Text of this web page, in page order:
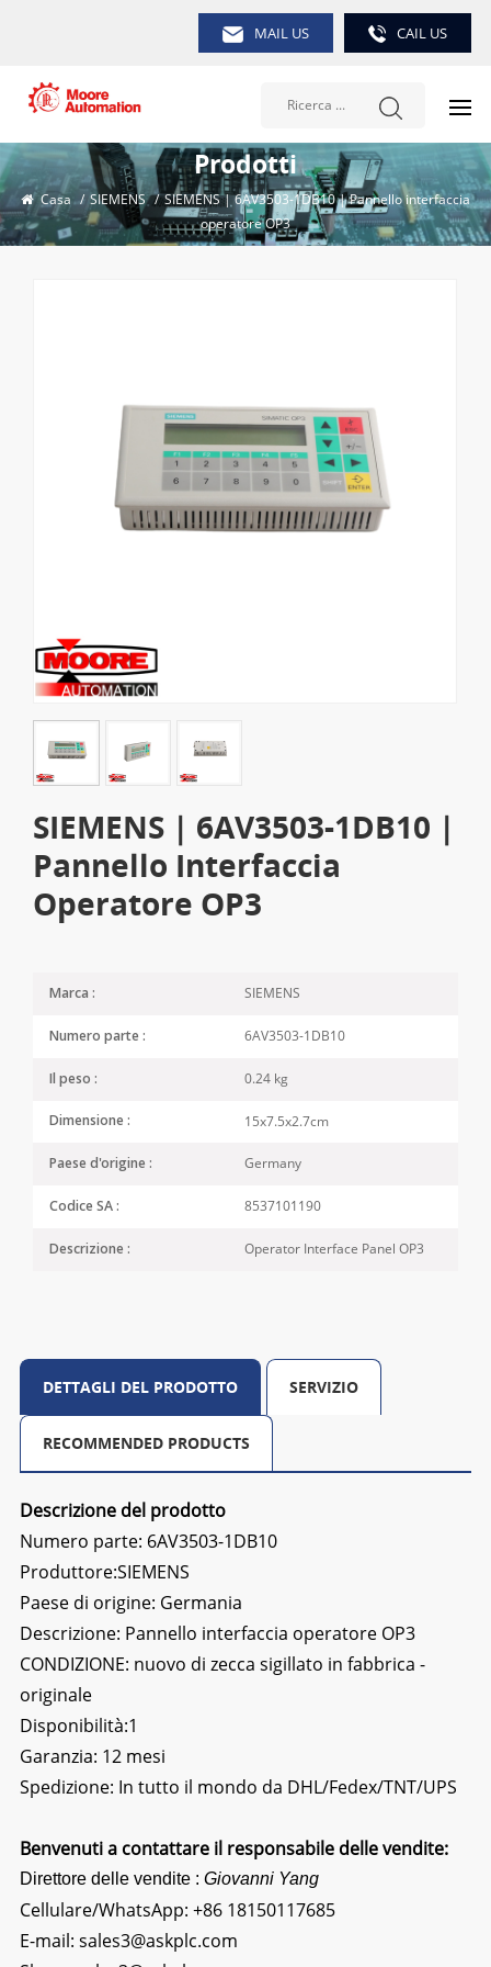
MAIL US CAIL US
Prodotti
Casa / SIEMENS / SIEMENS | 6AV3503-1DB10 | Pannello interfaccia
operatore OP3
SIEMENS | 6AV3503-1DB10 |
Pannello Interfaccia
Operatore OP3
Marca : SIEMENS
Numero parte : 6AV3503-1DB10
Il peso : 0.24 kg
Dimensione : 15x7.5x2.7cm
Paese d'origine : Germany
Codice SA : 8537101190
Descrizione : Operator Interface Panel OP3
DETTAGLI DEL PRODOTTO SERVIZIO
RECOMMENDED PRODUCTS
Descrizione del prodotto
Numero parte: 6AV3503-1DB10
Produttore:SIEMENS
Paese di origine: Germania
Descrizione: Pannello interfaccia operatore OP3
CONDIZIONE: nuovo di zecca sigillato in fabbrica -
originale
Disponibilità:1
Garanzia: 12 mesi
Spedizione: In tutto il mondo da DHL/Fedex/TNT/UPS
Benvenuti a contattare il responsabile delle vendite:
Direttore delle vendite : Giovanni Yang
Cellulare/WhatsApp: +86 18150117685
E-mail: sales3@askplc.com